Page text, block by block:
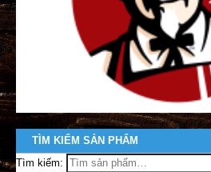
TÌM KIẾM SẢN PHẨM
Tìm kiếm: